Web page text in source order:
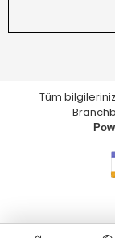
Tüm